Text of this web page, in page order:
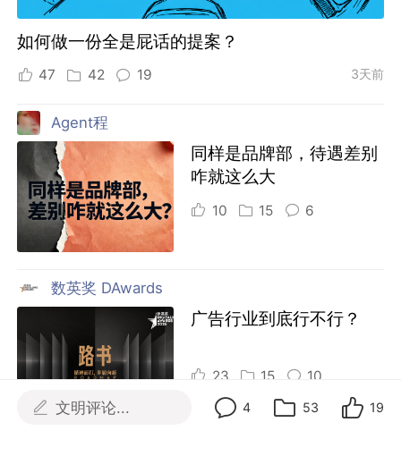
如何做一份全是屁话的提案？
47 42 19 3天前
Agent程
同样是品牌部，待遇差别
咋就这么大
10 15 6
数英奖 DAwards
广告行业到底行不行？
23 15 10
文明评论... 4 53 19